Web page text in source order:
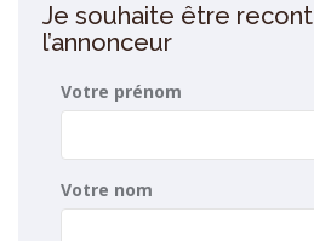
Je souhaite être
l’annonceur
Votre prénom
Votre nom